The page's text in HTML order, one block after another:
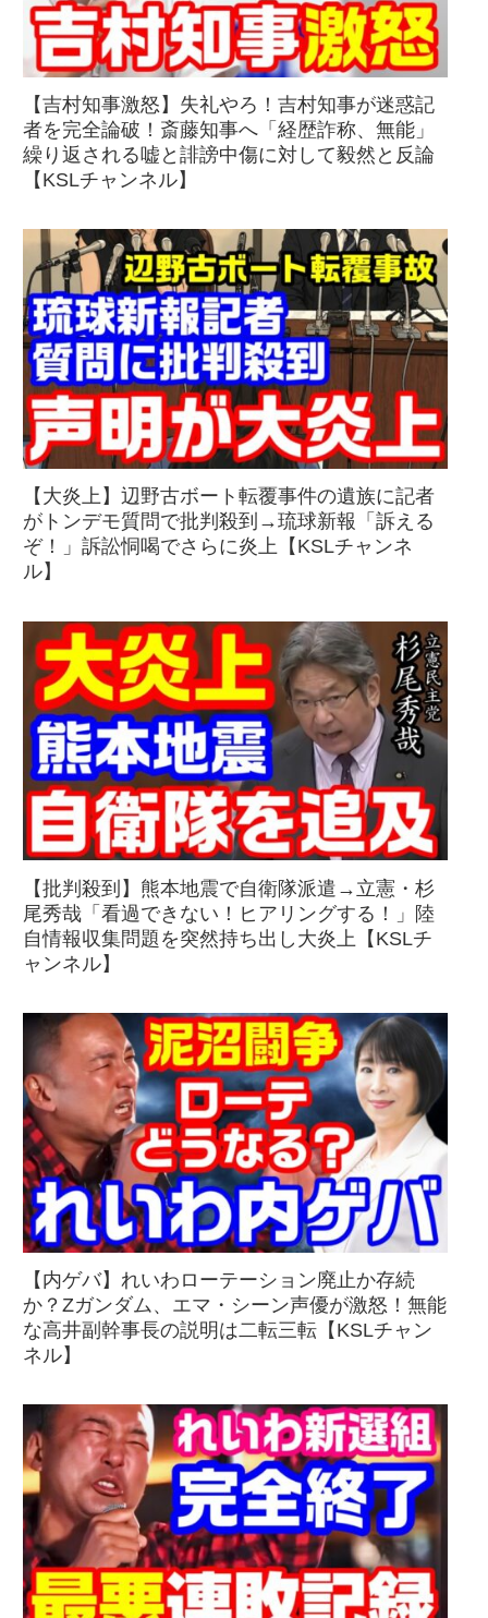
【吉村知事激怒】失礼やろ！吉村知事が迷惑記
者を完全論破！斎藤知事へ「経歴詐称、無能」
繰り返される嘘と誹謗中傷に対して毅然と反論
【KSLチャンネル】
【大炎上】辺野古ボート転覆事件の遺族に記者
がトンデモ質問で批判殺到→琉球新報「訴える
ぞ！」訴訟恫喝でさらに炎上【KSLチャンネ
ル】
【批判殺到】熊本地震で自衛隊派遣→立憲・杉
尾秀哉「看過できない！ヒアリングする！」陸
自情報収集問題を突然持ち出し大炎上【KSLチ
ャンネル】
【内ゲバ】れいわローテーション廃止か存続
か？Zガンダム、エマ・シーン声優が激怒！無能
な高井副幹事長の説明は二転三転【KSLチャン
ネル】